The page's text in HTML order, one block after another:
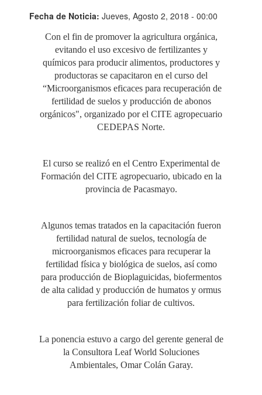
Fecha de Noticia: Jueves, Agosto 2, 2018 - 00:00
Con el fin de promover la agricultura orgánica,
evitando el uso excesivo de fertilizantes y
químicos para producir alimentos, productores y
productoras se capacitaron en el curso del
“Microorganismos eficaces para recuperación de
fertilidad de suelos y producción de abonos
orgánicos", organizado por el CITE agropecuario
CEDEPAS Norte.
El curso se realizó en el Centro Experimental de
Formación del CITE agropecuario, ubicado en la
provincia de Pacasmayo.
Algunos temas tratados en la capacitación fueron
fertilidad natural de suelos, tecnología de
microorganismos eficaces para recuperar la
fertilidad física y biológica de suelos, así como
para producción de Bioplaguicidas, biofermentos
de alta calidad y producción de humatos y ormus
para fertilización foliar de cultivos.
La ponencia estuvo a cargo del gerente general de
la Consultora Leaf World Soluciones
Ambientales, Omar Colán Garay.